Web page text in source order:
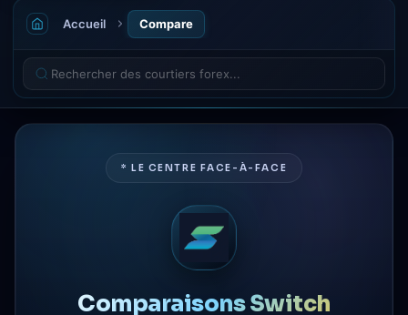
Accueil Compare
* LE CENTRE FACE-À-FACE
Comparaisons Switch